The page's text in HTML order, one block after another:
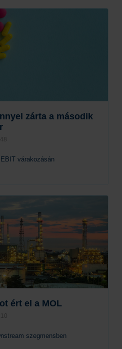
zárta a második
várakozásán
ért el a MOL
szegmensben